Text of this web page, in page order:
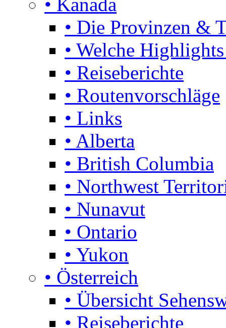
• Die Provinzen &
• Welche
• Reiseberichte
• Routenvorschläge
• Links
• Alberta
• British Columbia
• Northwest
• Nunavut
• Ontario
• Yukon
• Österreich
• Übersicht
• Reiseberichte